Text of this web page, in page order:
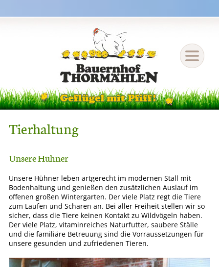
Tierhaltung
Unsere Hühner
Unsere Hühner leben artgerecht im modernen Stall mit
Bodenhaltung und genießen den zusätzlichen Auslauf im
offenen großen Wintergarten. Der viele Platz regt die Tiere
zum Laufen und Scharen an. Bei aller Freiheit stellen wir so
sicher, dass die Tiere keinen Kontakt zu Wildvögeln haben.
Der viele Platz, vitaminreiches Naturfutter, saubere Ställe
und die familiäre Betreuung sind die Vorraussetzungen für
unsere gesunden und zufriedenen Tieren.